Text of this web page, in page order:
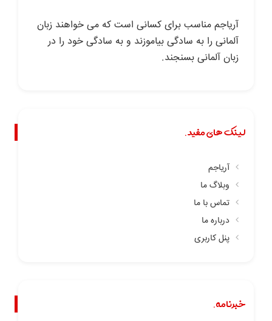
آریاجم مناسب برای کسانی است که می خواهند زبان
آلمانی را به سادگی بیاموزند و به سادگی خود را در
زبان آلمانی بسنجند.
لینک های مفید.
آریاجم
وبلاگ ما
تماس با ما
درباره ما
پنل کاربری
خبرنامه.